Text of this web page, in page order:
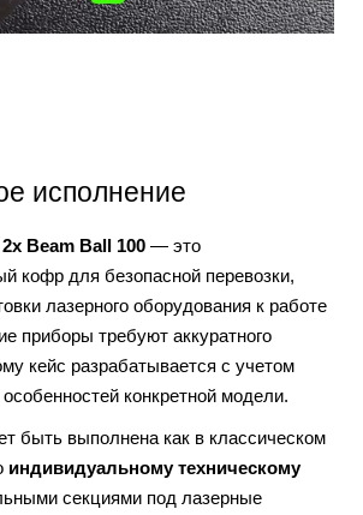
исполнение
Beam Ball 100 — это
кофр для безопасной перевозки,
лазерного оборудования к работе
приборы требуют аккуратного
кейс разрабатывается с учетом
особенностей конкретной модели.
быть выполнена как в классическом
индивидуальному техническому
секциями под лазерные